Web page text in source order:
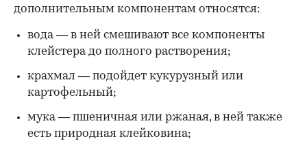
дополнительным компонентам относятся:
вода — в ней смешивают все компоненты
клейстера до полного растворения;
крахмал — подойдет кукурузный или
картофельный;
мука — пшеничная или ржаная, в ней также
есть природная клейковина;